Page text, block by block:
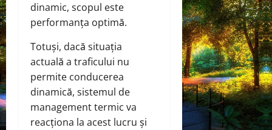
dinamic, scopul este
performanța optimă.
Totuși, dacă situația
actuală a traficului nu
permite conducerea
dinamică, sistemul de
management termic va
reacționa la acest lucru și